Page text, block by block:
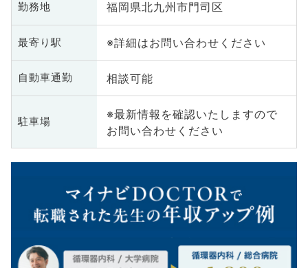
勤務地 福岡県北九州市門司区
最寄り駅 ※詳細はお問い合わせください
自動車通勤 相談可能
駐車場
※最新情報を確認いたしますので
お問い合わせください